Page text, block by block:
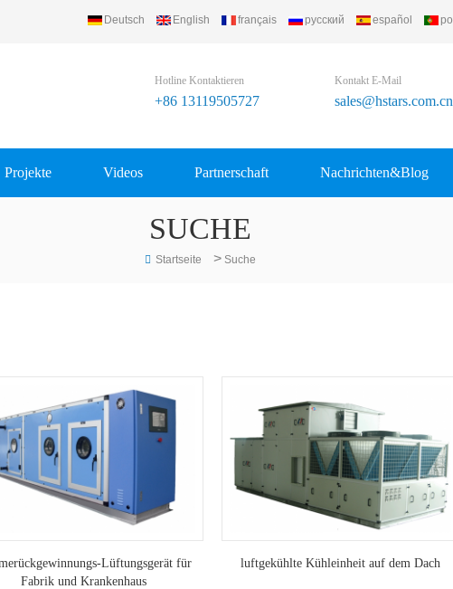
Deutsch English français русский español
Hotline Kontaktieren
+86 13119505727
Kontakt E-Mail
sales@hstars.com.cn
Projekte Videos Partnerschaft Nachrichten&Blog
SUCHE
Startseite > Suche
Lüftungsgerät für
Fabrik und Krankenhaus
luftgekühlte Kühleinheit auf dem Dach